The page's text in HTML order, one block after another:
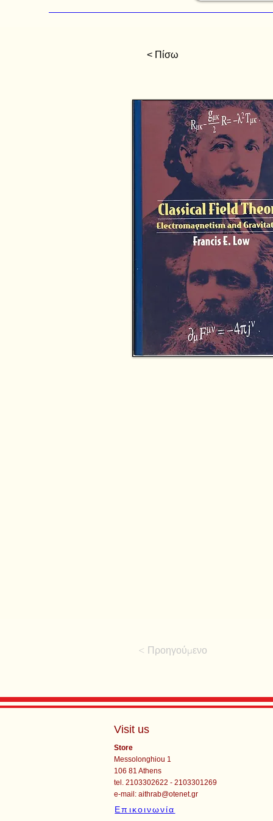
< Πίσω
< Προηγούμενο
Visit us
Store
Messolonghiou 1
106 81 Athens
tel. 2103302622 - 2103301269
e-mail:aithrab@otenet.gr
Επικοινωνία